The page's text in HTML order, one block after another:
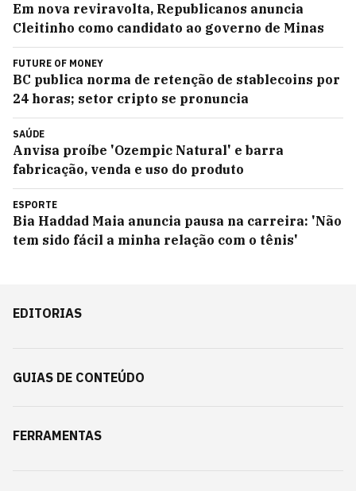
Em nova reviravolta, Republicanos anuncia
Cleitinho como candidato ao governo de Minas
FUTURE OF MONEY
BC publica norma de retenção de stablecoins por
24 horas; setor cripto se pronuncia
SAÚDE
Anvisa proíbe 'Ozempic Natural' e barra
fabricação, venda e uso do produto
ESPORTE
Bia Haddad Maia anuncia pausa na carreira: 'Não
tem sido fácil a minha relação com o tênis'
EDITORIAS
GUIAS DE CONTEÚDO
FERRAMENTAS